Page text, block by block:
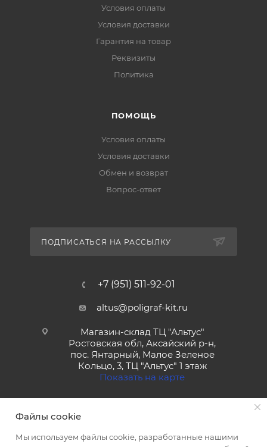
Условия оплаты
Условия доставки
Гарантия на товар
Реквизиты
Политика
ПОМОЩЬ
Условия оплаты
Условия доставки
Обмен и возврат
Вопрос-ответ
ПОДПИСАТЬСЯ НА РАССЫЛКУ
+7 (951) 511-92-01
altus@poligraf-kit.ru
Магазин-склад ТЦ "Альтус"
Ростовская обл, Аксайский р-н,
пос. Янтарный, Малое Зеленое
Кольцо, 3, ТЦ "Альтус" 1 этаж
Показать на карте
Файлы cookie
Мы используем файлы cookie, разработанные нашими